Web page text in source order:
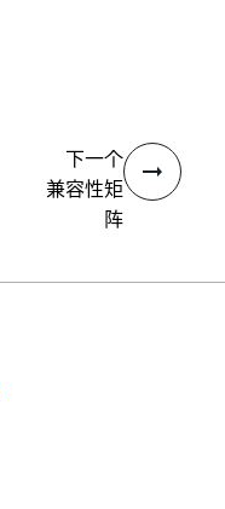
下一个
兼容性矩
阵